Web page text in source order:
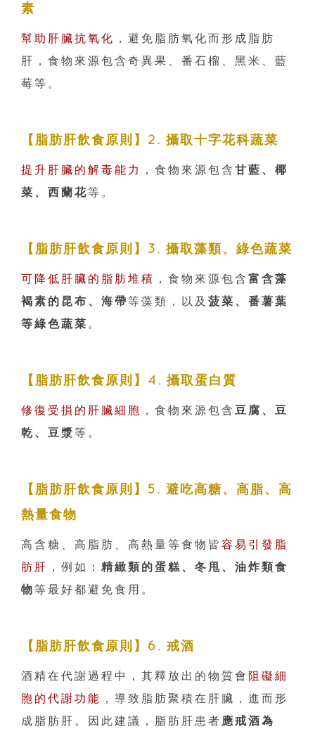
素
幫助肝臟抗氧化 ，避免脂肪氧化而形成脂肪
肝，食物來源包含奇異果、番石榴、黑米、藍
莓等。
【脂肪肝飲食原則】2. 攝取十字花科蔬菜
提升肝臟的解毒能力 ，食物來源包含 甘藍、椰
菜、西蘭花等。
【脂肪肝飲食原則】3. 攝取藻類、綠色蔬菜
可降低肝臟的脂肪堆積 ，食物來源包含 富含藻
褐素的昆布、海帶等藻類，以及 菠菜、番薯葉
等綠色蔬菜 。
【脂肪肝飲食原則】4. 攝取蛋白質
修復受損的肝臟細胞 ，食物來源包含 豆腐、豆
乾、豆漿等。
【脂肪肝飲食原則】5. 避吃高糖、高脂、高
熱量食物
高含糖、高脂肪、高熱量等食物皆 容易引發脂
肪肝 ，例如： 精緻類的蛋糕、冬甩、油炸類食
物等最好都避免食用。
【脂肪肝飲食原則】6. 戒酒
酒精在代謝過程中，其釋放出的物質會 阻礙細
胞的代謝功能 ，導致脂肪聚積在肝臟，進而形
成脂肪肝。因此建議，脂肪肝患者 應戒酒為